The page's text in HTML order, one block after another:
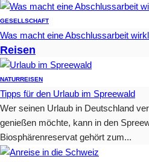
GESELLSCHAFT
Was macht eine Abschlussarbeit
Reisen
NATURREISEN
Tipps für den Urlaub im Spreewald
Wer seinen Urlaub in Deutschland
genießen möchte, kann in den
Biosphärenreservat gehört zum...